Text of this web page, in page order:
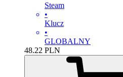
Steam
•
Klucz
•
GLOBALNY
48.22 PLN